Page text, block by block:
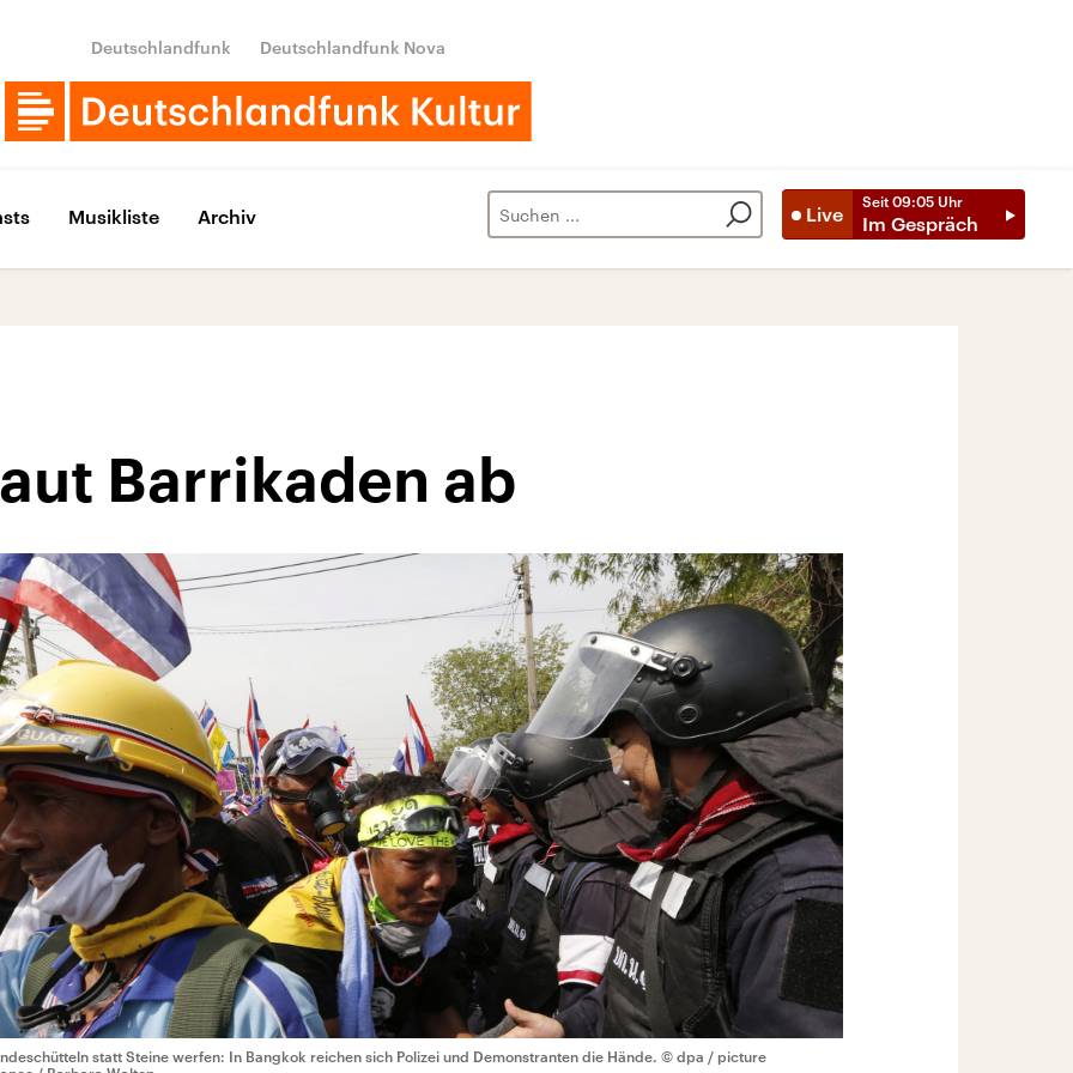
Deutschlandfunk Deutschlandfunk Nova
Live
Seit 09:05 Uhr
Im Gespräch
Musikliste Archiv
Barrikaden ab
statt Steine werfen: In Bangkok reichen sich Polizei und Demonstranten die Hände. © dpa / picture